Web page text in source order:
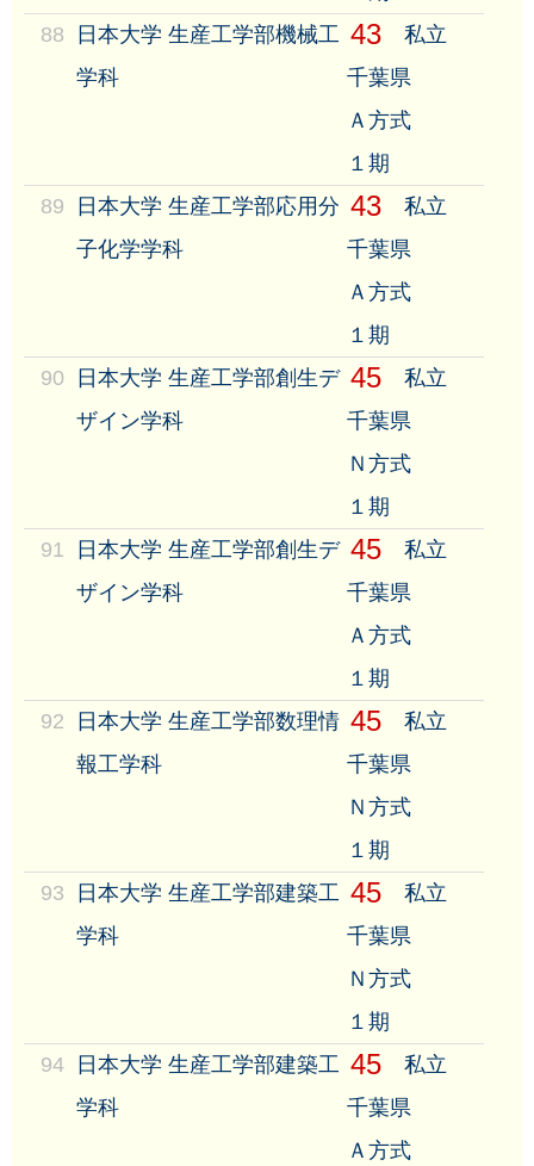
88
日本大学 生産工学部機械工
学科
43
私立
千葉県
Ａ方式
１期
89
日本大学 生産工学部応用分
子化学学科
43
私立
千葉県
Ａ方式
１期
90
日本大学 生産工学部創生デ
ザイン学科
45
私立
千葉県
Ｎ方式
１期
91
日本大学 生産工学部創生デ
ザイン学科
45
私立
千葉県
Ａ方式
１期
92
日本大学 生産工学部数理情
報工学科
45
私立
千葉県
Ｎ方式
１期
93
日本大学 生産工学部建築工
学科
45
私立
千葉県
Ｎ方式
１期
94
日本大学 生産工学部建築工
学科
45
私立
千葉県
Ａ方式